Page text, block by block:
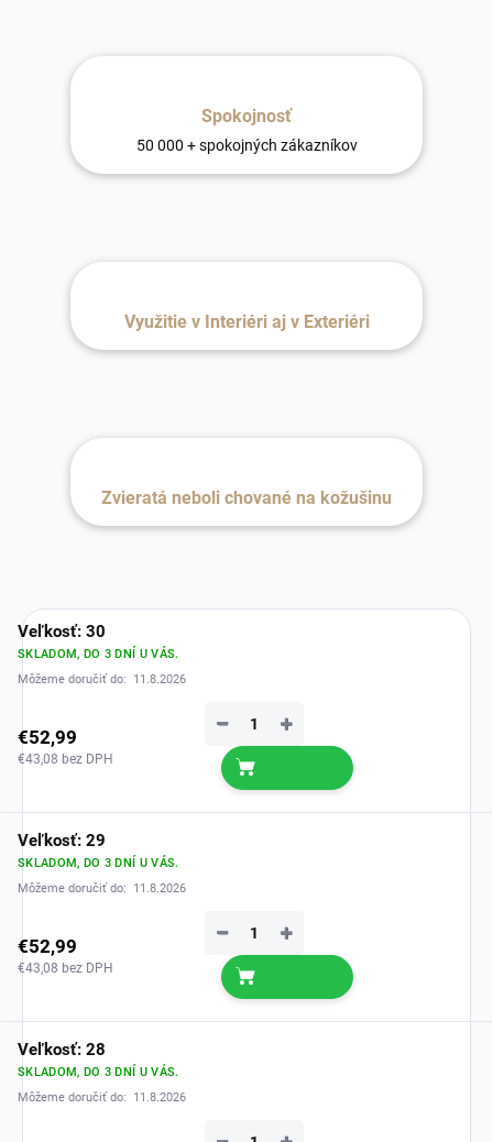
Spokojnosť
50 000 + spokojných zákazníkov
Využitie v Interiéri aj v Exteriéri
Zvieratá neboli chované na kožušinu
Veľkosť: 30
SKLADOM, DO 3 DNÍ U VÁS.
Môžeme doručiť do:
11.8.2026
€52,99
€43,08 bez DPH
+
−
Veľkosť: 29
SKLADOM, DO 3 DNÍ U VÁS.
Môžeme doručiť do:
11.8.2026
€52,99
€43,08 bez DPH
+
−
Veľkosť: 28
SKLADOM, DO 3 DNÍ U VÁS.
Môžeme doručiť do:
11.8.2026